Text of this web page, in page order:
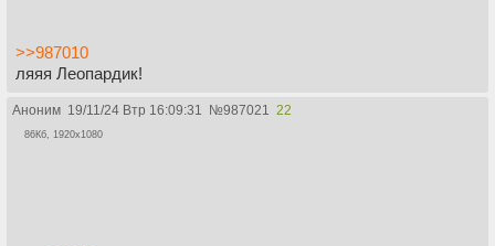
>>987010
ляяя Леопардик!
Аноним 19/11/24 Втр 16:09:31 №987021 22
86Кб, 1920x1080